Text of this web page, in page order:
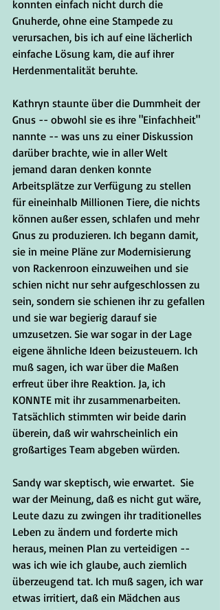
konnten einfach nicht durch die
Gnuherde, ohne eine Stampede zu
verursachen, bis ich auf eine lächerlich
einfache Lösung kam, die auf ihrer
Herdenmentalität beruhte.
Kathryn staunte über die Dummheit der
Gnus -- obwohl sie es ihre "Einfachheit"
nannte -- was uns zu einer Diskussion
darüber brachte, wie in aller Welt
jemand daran denken konnte
Arbeitsplätze zur Verfügung zu stellen
für eineinhalb Millionen Tiere, die nichts
können außer essen, schlafen und mehr
Gnus zu produzieren. Ich begann damit,
sie in meine Pläne zur Modernisierung
von Rackenroon einzuweihen und sie
schien nicht nur sehr aufgeschlossen zu
sein, sondern sie schienen ihr zu gefallen
und sie war begierig darauf sie
umzusetzen. Sie war sogar in der Lage
eigene ähnliche Ideen beizusteuern. Ich
muß sagen, ich war über die Maßen
erfreut über ihre Reaktion. Ja, ich
KONNTE mit ihr zusammenarbeiten.
Tatsächlich stimmten wir beide darin
überein, daß wir wahrscheinlich ein
großartiges Team abgeben würden.
Sandy war skeptisch, wie erwartet.  Sie
war der Meinung, daß es nicht gut wäre,
Leute dazu zu zwingen ihr traditionelles
Leben zu ändern und forderte mich
heraus, meinen Plan zu verteidigen --
was ich wie ich glaube, auch ziemlich
überzeugend tat. Ich muß sagen, ich war
etwas irritiert, daß ein Mädchen aus